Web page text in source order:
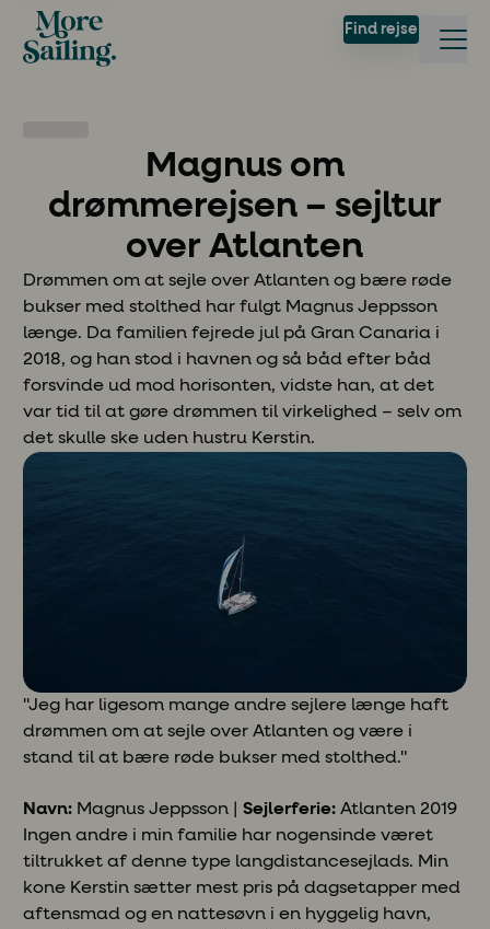
Find rejse
Magnus om
drømmerejsen – sejltur
over Atlanten
Drømmen om at sejle over Atlanten og bære røde
bukser med stolthed har fulgt Magnus Jeppsson
længe. Da familien fejrede jul på Gran Canaria i
2018, og han stod i havnen og så båd efter båd
forsvinde ud mod horisonten, vidste han, at det
var tid til at gøre drømmen til virkelighed – selv om
det skulle ske uden hustru Kerstin.
"Jeg har ligesom mange andre sejlere længe haft
drømmen om at sejle over Atlanten og være i
stand til at bære røde bukser med stolthed."
Navn: Magnus Jeppsson |Sejlerferie: Atlanten 2019
Ingen andre i min familie har nogensinde været
tiltrukket af denne type langdistancesejlads. Min
kone Kerstin sætter mest pris på dagsetapper med
aftensmad og en nattesøvn i en hyggelig havn,